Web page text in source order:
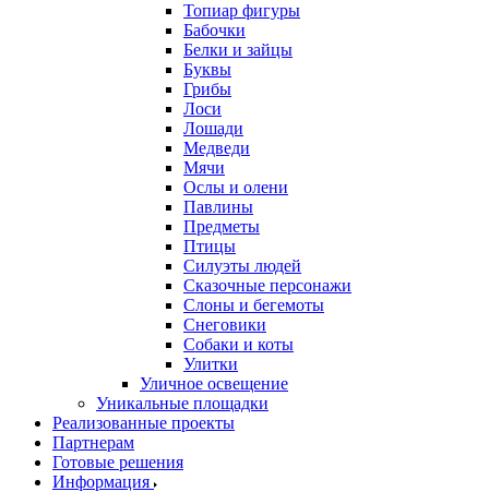
Топиар фигуры
Бабочки
Белки и зайцы
Буквы
Грибы
Лоси
Лошади
Медведи
Мячи
Ослы и олени
Павлины
Предметы
Птицы
Силуэты людей
Сказочные персонажи
Слоны и бегемоты
Снеговики
Собаки и коты
Улитки
Уличное освещение
Уникальные площадки
Реализованные проекты
Партнерам
Готовые решения
Информация